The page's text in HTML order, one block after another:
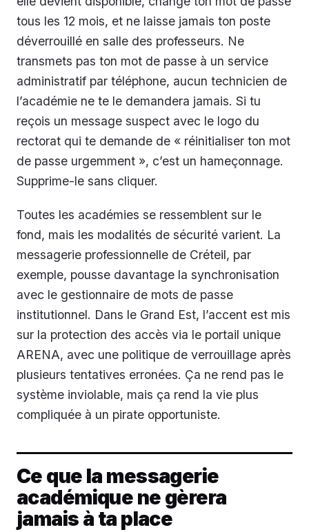
tous les 12 mois, et ne laisse jamais ton poste
déverrouillé en salle des professeurs. Ne
transmets pas ton mot de passe à un service
administratif par téléphone, aucun technicien de
l’académie ne te le demandera jamais. Si tu
reçois un message suspect avec le logo du
rectorat qui te demande de « réinitialiser ton mot
de passe urgemment », c’est un hameçonnage.
Supprime-le sans cliquer.
Toutes les académies se ressemblent sur le
fond, mais les modalités de sécurité varient. La
messagerie professionnelle de Créteil, par
exemple, pousse davantage la synchronisation
avec le gestionnaire de mots de passe
institutionnel. Dans le Grand Est, l’accent est mis
sur la protection des accès via le portail unique
ARENA, avec une politique de verrouillage après
plusieurs tentatives erronées. Ça ne rend pas le
système inviolable, mais ça rend la vie plus
compliquée à un pirate opportuniste.
Ce que la messagerie
académique ne gèrera
jamais à ta place